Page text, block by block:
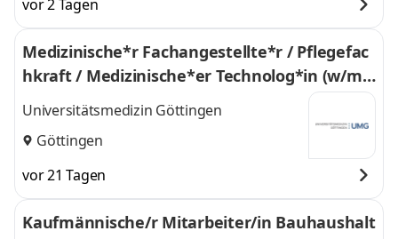
vor 2 Tagen
Medizinische*r Fachangestellte*r / Pflegefac
hkraft / Medizinische*er Technolog*in (w/m/
d)
Universitätsmedizin Göttingen
Göttingen
vor 21 Tagen
Kaufmännische/r Mitarbeiter/in Bauhaushalt